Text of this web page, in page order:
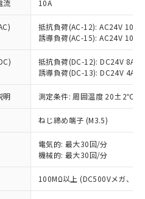
流 10A
抵抗負荷(AC-12): AC24V 10A/
誘導負荷(AC-15): AC24V
抵抗負荷(DC-12): DC24V 8A/
誘導負荷(DC-13): DC24V 4A/
明 測定条件: 周囲温度 20±2℃、
ねじ締め端子 (M3.5)
電気的: 最大30回/分
機械的: 最大30回/分
100MΩ以上 (DC500Vメガ、点
いただき、同意のうえ
当社制御機器事業取扱
状況および標準価格
せていただくもので
業取扱商品の中には、
象外となる商品もある
標準価格照会結果は、
新日時点での社内デー
されるものであり、閲
の実際の在庫および標
指令（10物質）の
品で、対応品を出す予
指令（10物質）の
調査中または確認中の
ス料など無形物で、有
い商品です。
、非含有部品として
と判明した場合などや
があります。
(Hg) 1000ppm以下、 カド
含有率が中国RoHSの
を示します。
含有率が中国RoHSの
とを示します。
当社販売部門へお問
(GB/T26572)：
銀) : 1000ppm、 Cd(カドミウ
貴社製品のうち、外国
貿易法に定める商品
物等」という）を輸出
可(または役務取引許